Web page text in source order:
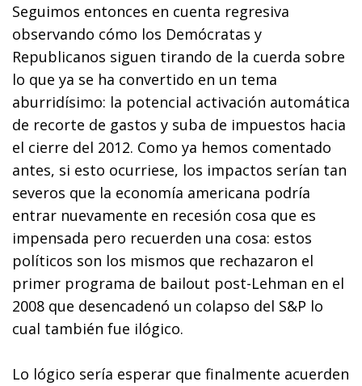
Seguimos entonces en cuenta regresiva
observando cómo los Demócratas y
Republicanos siguen tirando de la cuerda sobre
lo que ya se ha convertido en un tema
aburridísimo: la potencial activación automática
de recorte de gastos y suba de impuestos hacia
el cierre del 2012. Como ya hemos comentado
antes, si esto ocurriese, los impactos serían tan
severos que la economía americana podría
entrar nuevamente en recesión cosa que es
impensada pero recuerden una cosa: estos
políticos son los mismos que rechazaron el
primer programa de bailout post-Lehman en el
2008 que desencadenó un colapso del S&P lo
cual también fue ilógico.
Lo lógico sería esperar que finalmente acuerden